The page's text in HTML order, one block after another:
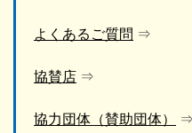
よくあるご質問
協賛店
協力団体（賛助団体）